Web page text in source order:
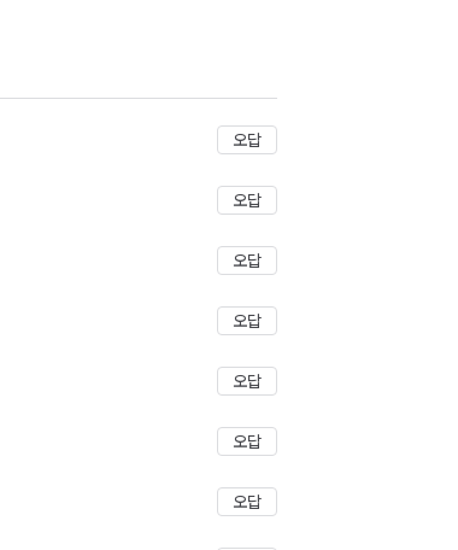
저장
오답
오답
오답
오답
오답
오답
오답